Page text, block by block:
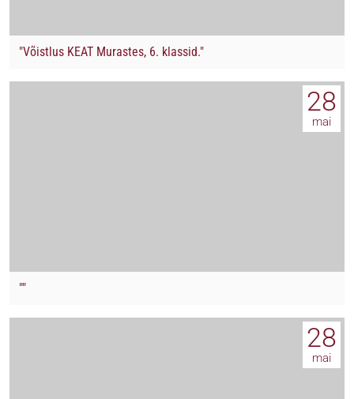
"Võistlus KEAT Murastes, 6. klassid."
28
mai
""
28
mai